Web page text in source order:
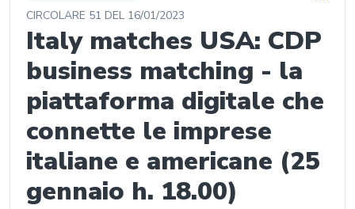
CIRCOLARE 51 DEL 16/01/2023
Italy matches USA: CDP
business matching - la
piattaforma digitale che
connette le imprese
italiane e americane (25
gennaio h. 18.00)